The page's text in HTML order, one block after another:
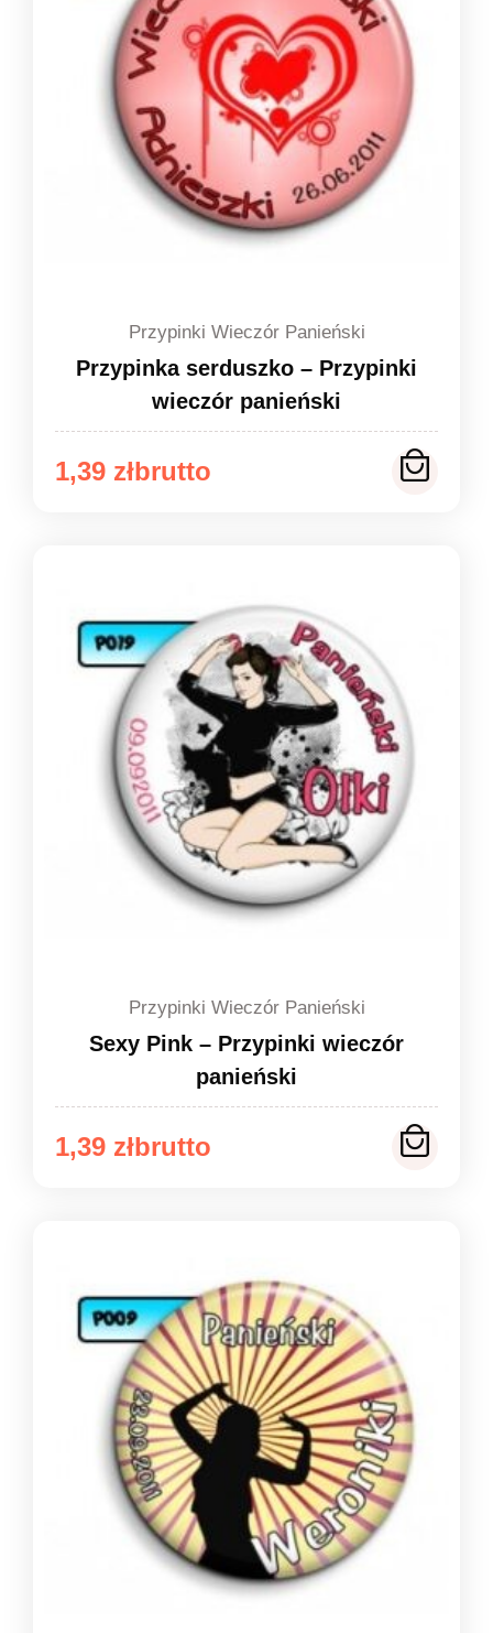
Przypinki Wieczór Panieński
Przypinka serduszko – Przypinki
wieczór panieński
1,39 zł
Zakres
do
1,49 zł
Przypinki Wieczór Panieński
Sexy Pink – Przypinki wieczór
panieński
1,39 zł
Zakres
do
1,49 zł